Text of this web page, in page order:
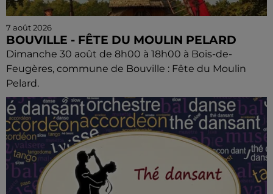
7 août 2026
BOUVILLE - FÊTE DU MOULIN PELARD
Dimanche 30 août de 8h00 à 18h00 à Bois-de-
Feugères, commune de Bouville : Fête du Moulin
Pelard.